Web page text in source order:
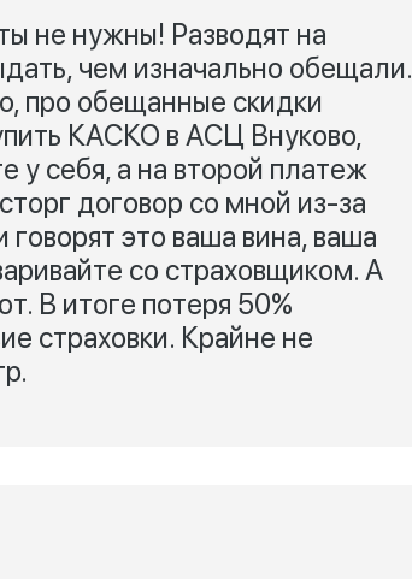
не нужны! Разводят на
чем изначально обещали.
про обещанные скидки
КАСКО в АСЦ Внуково,
у себя, а на второй платеж
договор со мной из-за
это ваша вина, ваша
со страховщиком. А
В итоге потеря 50%
страховки. Крайне не